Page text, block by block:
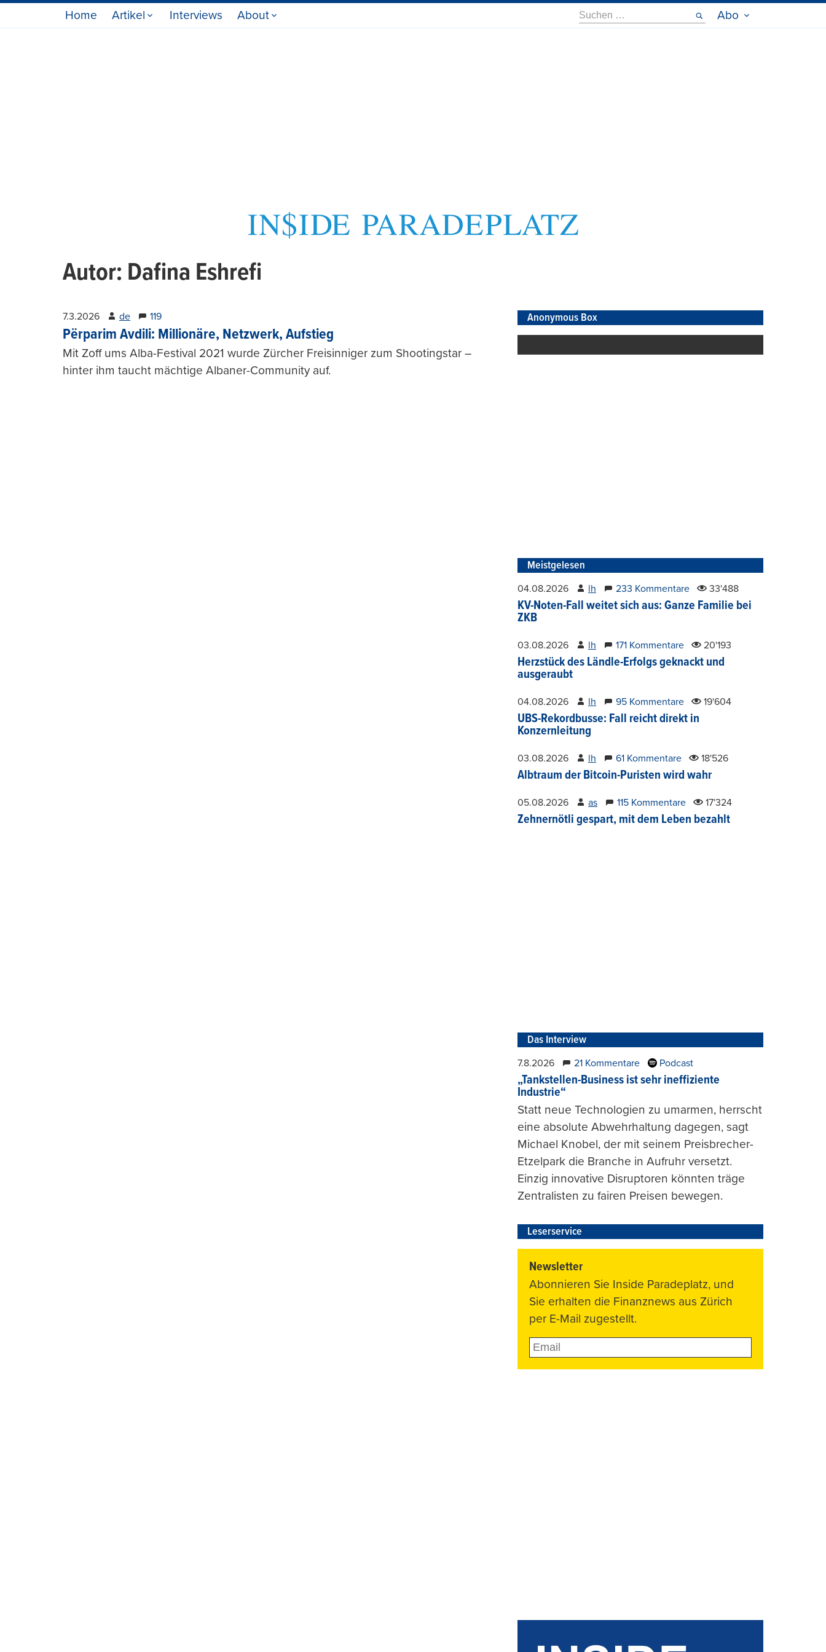
Home Artikel Interviews About
Suche
nach:
Abo
Autor: Dafina Eshrefi
7.3.2026 de 119
Përparim Avdili: Millionäre, Netzwerk, Aufstieg
Mit Zoff ums Alba-Festival 2021 wurde Zürcher Freisinniger zum Shootingstar –
hinter ihm taucht mächtige Albaner-Community auf.
Anonymous Box
Meistgelesen
04.08.2026 lh 233 Kommentare 33'488
KV-Noten-Fall weitet sich aus: Ganze Familie bei
ZKB
03.08.2026 lh 171 Kommentare 20'193
Herzstück des Ländle-Erfolgs geknackt und
ausgeraubt
04.08.2026 lh 95 Kommentare 19'604
UBS-Rekordbusse: Fall reicht direkt in
Konzernleitung
03.08.2026 lh 61 Kommentare 18'526
Albtraum der Bitcoin-Puristen wird wahr
05.08.2026 as 115 Kommentare 17'324
Zehnernötli gespart, mit dem Leben bezahlt
Das Interview
7.8.2026 21 Kommentare Podcast
„Tankstellen-Business ist sehr ineffiziente
Industrie“
Statt neue Technologien zu umarmen, herrscht
eine absolute Abwehrhaltung dagegen, sagt
Michael Knobel, der mit seinem Preisbrecher-
Etzelpark die Branche in Aufruhr versetzt.
Einzig innovative Disruptoren könnten träge
Zentralisten zu fairen Preisen bewegen.
Leserservice
Newsletter
Abonnieren Sie Inside Paradeplatz, und
Sie erhalten die Finanznews aus Zürich
per E-Mail zugestellt.